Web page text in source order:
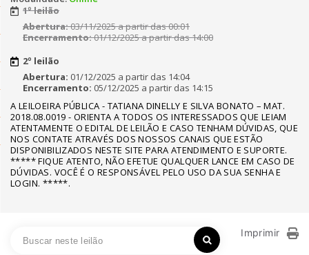
1º leilão
Abertura:03/11/2025 a partir das 00:01
Encerramento:01/12/2025 a partir das 14:00
2º leilão
Abertura: 01/12/2025 a partir das 14:04
Encerramento: 05/12/2025 a partir das 14:15
A LEILOEIRA PÚBLICA - TATIANA DINELLY E SILVA BONATO – MAT.
2018.08.0019 - ORIENTA A TODOS OS INTERESSADOS QUE LEIAM
ATENTAMENTE O EDITAL DE LEILÃO E CASO TENHAM DÚVIDAS, QUE
NOS CONTATE ATRAVÉS DOS NOSSOS CANAIS QUE ESTÃO
DISPONIBILIZADOS NESTE SITE PARA ATENDIMENTO E SUPORTE.
***** FIQUE ATENTO, NÃO EFETUE QUALQUER LANCE EM CASO DE
DÚVIDAS. VOCÊ É O RESPONSÁVEL PELO USO DA SUA SENHA E
LOGIN. *****.
Imprimir